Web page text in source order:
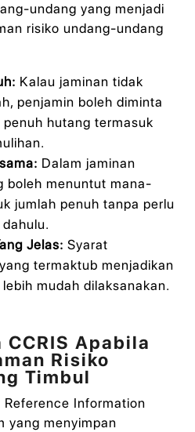
undang yang menjadi
risiko undang-undang
Kalau jaminan tidak
penjamin boleh diminta
hutang termasuk
Dalam jaminan
boleh menuntut mana-
jumlah penuh tanpa perlu
Jelas: Syarat
termaktub menjadikan
mudah dilaksanakan.
Apabila
Risiko
Timbul
Information
yang menyimpan